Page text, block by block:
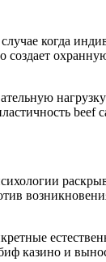
когда
создает
beef
казино и